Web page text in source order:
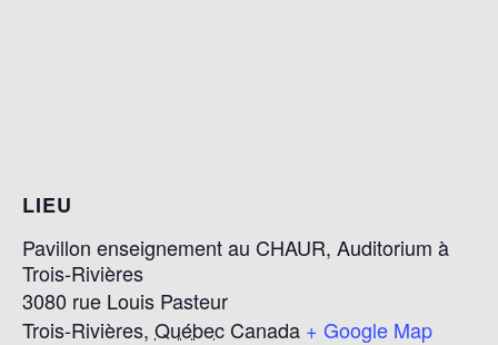
LIEU
Pavillon enseignement au CHAUR, Auditorium à
Trois-Rivières
3080 rue Louis Pasteur
Trois-Rivières, Québec Canada + Google Map